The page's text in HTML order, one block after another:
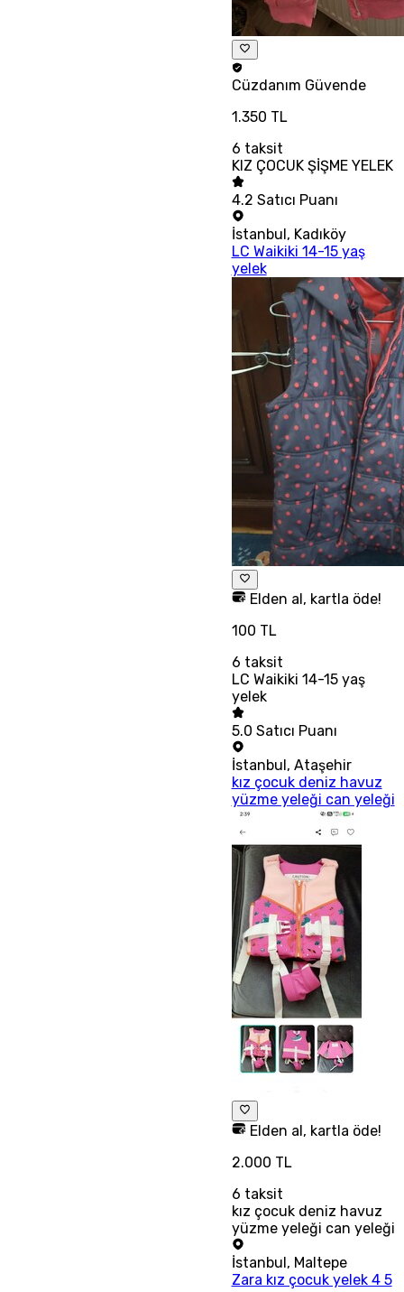
Cüzdanım Güvende
1.350 TL
6 taksit
KIZ ÇOCUK ŞİŞME YELEK
4.2 Satıcı Puanı
İstanbul, Kadıköy
LC Waikiki 14-15 yaş
yelek
Elden al, kartla öde!
100 TL
6 taksit
LC Waikiki 14-15 yaş
yelek
5.0 Satıcı Puanı
İstanbul , Ataşehir
kız çocuk deniz havuz
yüzme yeleği can yeleği
Elden al, kartla öde!
2.000 TL
6 taksit
kız çocuk deniz havuz
yüzme yeleği can yeleği
İstanbul, Maltepe
Zara kız çocuk yelek 4 5